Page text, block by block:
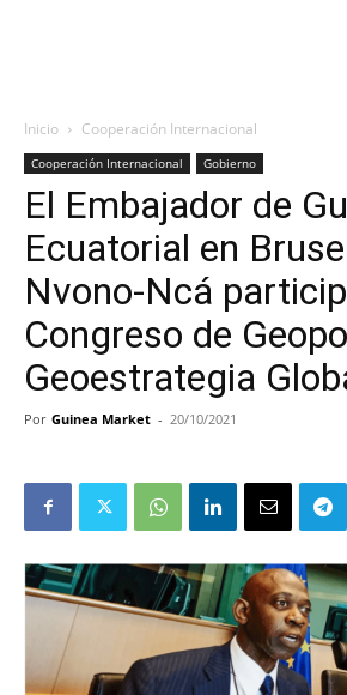
Inicio Cooperación Internacional
Cooperación Internacional Gobierno
El Embajador de
Ecuatorial en
Nvono-Ncá
Congreso de
Geoestrategia
Por Guinea Market - 20/10/2021